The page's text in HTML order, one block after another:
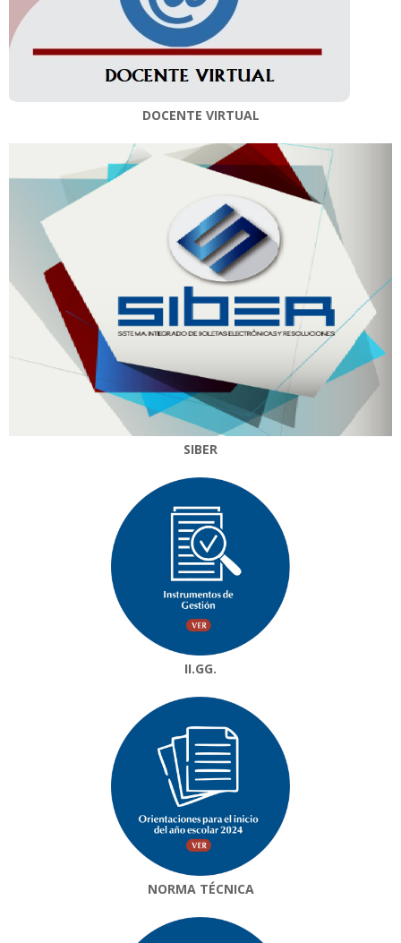
DOCENTE VIRTUAL
SIBER
II.GG.
NORMA TÉCNICA